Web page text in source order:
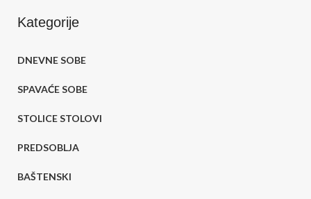
Kategorije
DNEVNE SOBE
SPAVAĆE SOBE
STOLICE STOLOVI
PREDSOBLJA
BAŠTENSKI